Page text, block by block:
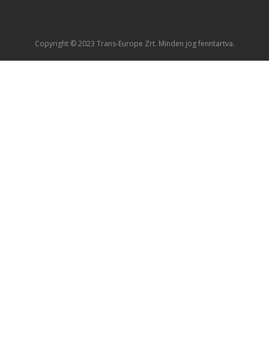
Copyright © 2023 Trans-Europe Zrt. Minden jog fenntartva.